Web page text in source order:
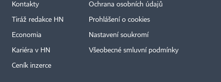
Kontakty
Tiráž redakce HN
Economia
Kariéra v HN
Ceník inzerce
Ochrana osobních údajů
Prohlášení o cookies
Nastavení soukromí
Všeobecné smluvní podmínky